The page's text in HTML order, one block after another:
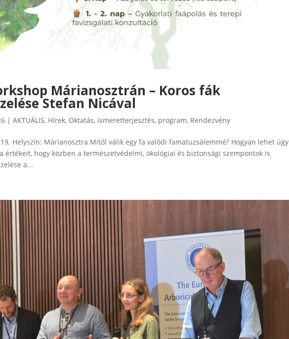
Márianosztrán – Koros fák
Stefan Nicával
|AKTUÁLIS, Hírek, Oktatás, ismeretterjesztés, program, Rendezvény
Helyszín: Márianosztra Mitől válik egy fa valódi famatuzsálemmé? Hogyan lehet úgy
értékeit, hogy közben a természetvédelmi, ökológiai és biztonsági szempontok is
a...